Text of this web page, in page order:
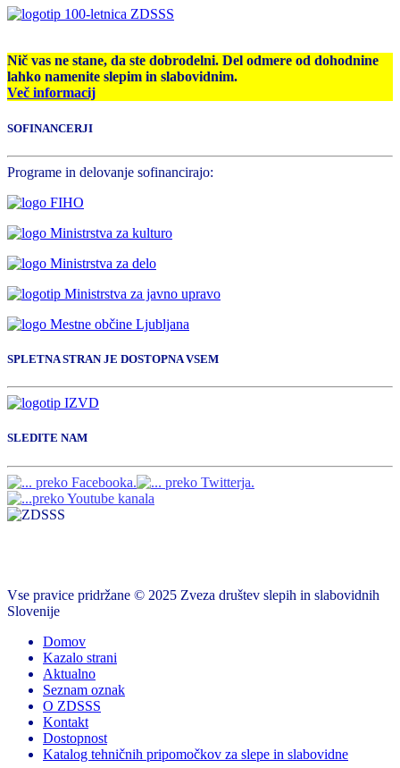
Nič vas ne stane, da ste dobrodelni. Del odmere od dohodnine
lahko namenite slepim in slabovidnim.
Več informacij
SOFINANCERJI
Programe in delovanje sofinancirajo:
SPLETNA STRAN JE DOSTOPNA VSEM
SLEDITE NAM
Vse pravice pridržane © 2025 Zveza društev slepih in slabovidnih
Slovenije
Domov
Kazalo strani
Aktualno
Seznam oznak
O ZDSSS
Kontakt
Dostopnost
Katalog tehničnih pripomočkov za slepe in slabovidne